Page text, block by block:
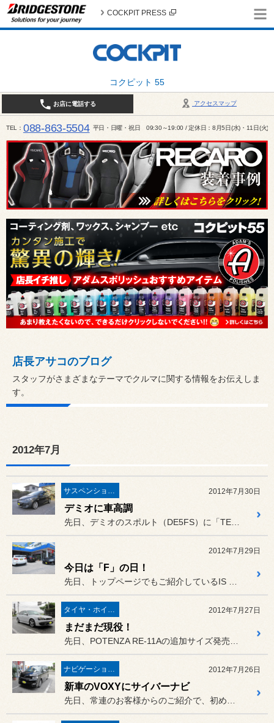
コクピット 55
COCKPIT PRESS
アクセスマップ
お店に電話する
TEL 088-863-5504 平日・日曜・祝日 09:30～19:00 / 定休日：8月5日(水)・11日(火)
店長アサコのブログ
スタッフがさまざまなテーマでクルマに関する情報をお伝えしま
す。
2012年7月
2012年7月30日
デミオに車高調
2012年7月29日
今日は「F」の日！
2012年7月27日
まだまだ現役！
2012年7月26日
新車のVOXYにサイバーナビ